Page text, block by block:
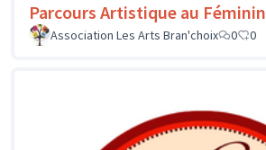
Parcours Artistique au Féminin
Association Les Arts Bran'choix
0 0